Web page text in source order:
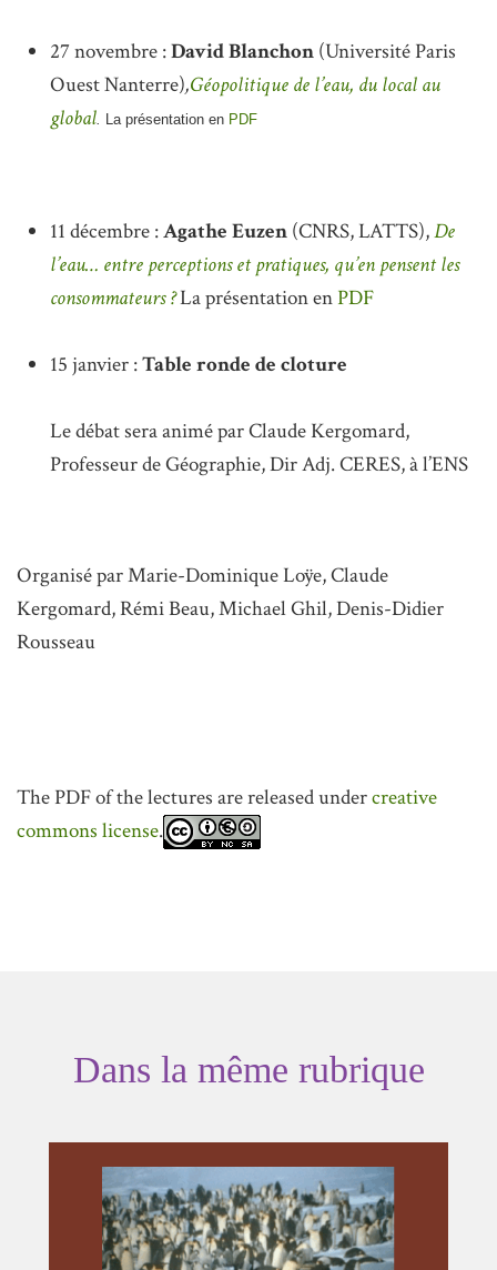
27 novembre :David Blanchon (Université Paris
Ouest Nanterre),Géopolitique de l’eau, du local au
global La présentation en PDF
11 décembre :Agathe Euzen (CNRS, LATTS),De
l’eau… entre perceptions et pratiques, qu’en pensent les
consommateurs ?La présentation enPDF
15 janvier :Table ronde de cloture
Le débat sera animé par Claude Kergomard,
Professeur de Géographie, Dir Adj. CERES, à l’ENS
Organisé par Marie-Dominique Loÿe, Claude
Kergomard, Rémi Beau, Michael Ghil, Denis-Didier
Rousseau
The PDF of the lectures are released undercreative
commons license.
Dans la même rubrique